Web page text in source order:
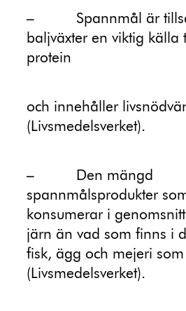
–
Spannmål är
baljväxter en viktig källa
protein
och innehåller
(Livsmedelsverket).
–
Den mängd
spannmålsprodukter
konsumerar i
järn än vad som finns i
fisk, ägg och mejeri
(Livsmedelsverket).